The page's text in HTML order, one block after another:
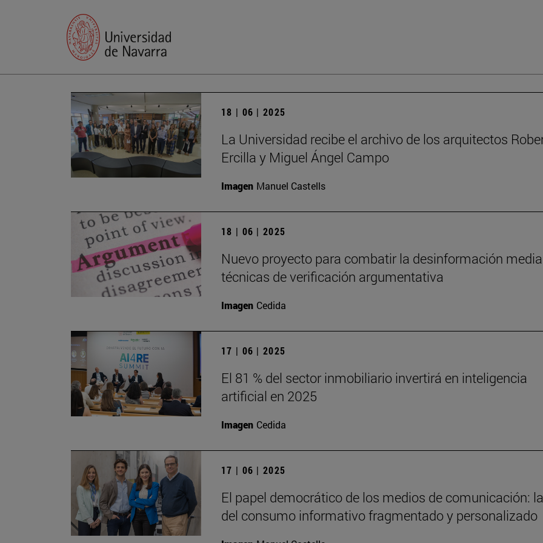
18 | 06 | 2025
La Universidad recibe el archivo de los arquitectos
Ercilla y Miguel Ángel Campo
Imagen Manuel Castells
18 | 06 | 2025
Nuevo proyecto para combatir la desinformación
técnicas de verificación argumentativa
Imagen Cedida
17 | 06 | 2025
El 81 % del sector inmobiliario invertirá en inteligencia
artificial en 2025
Imagen Cedida
17 | 06 | 2025
El papel democrático de los medios de comunicación:
del consumo informativo fragmentado y personalizado